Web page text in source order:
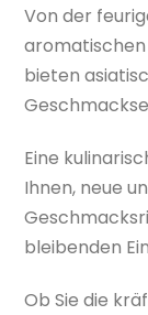
Von der
aromatischen
bieten
Eine
Ihnen, neue
bleibenden
Ob Sie die